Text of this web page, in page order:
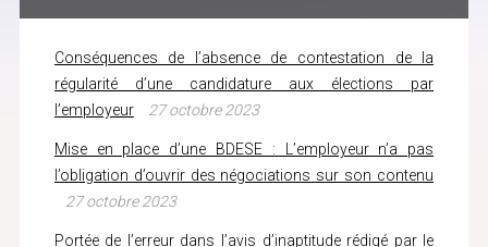
Conséquences de l’absence de contestation de la
régularité d’une candidature aux élections par
l’employeur
27 octobre 2023
Mise en place d’une BDESE : L’employeur n’a pas
l’obligation d’ouvrir des négociations sur son contenu
27 octobre 2023
Portée de l’erreur dans l’avis d’inaptitude rédigé par le